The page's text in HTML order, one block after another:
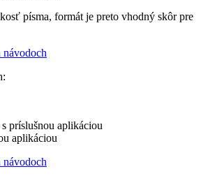
písma, formát je preto vhodný skôr pre
návodoch
príslušnou aplikáciou
aplikáciou
návodoch